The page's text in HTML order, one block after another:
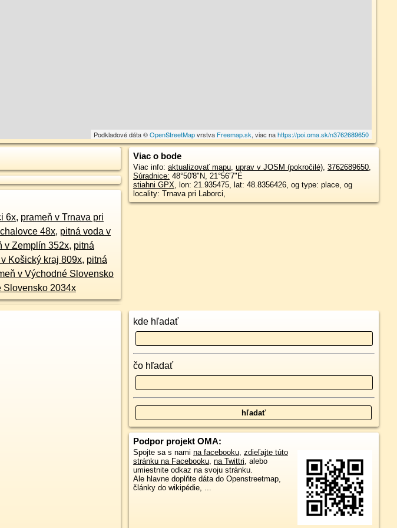
Podkladové dáta ©OpenStreetMapvrstva Freemap.sk, viac nahttps://poi.oma.sk/n3762689650
6x, prameň v Trnava pri
48x, pitná voda v
v Zemplín 352x, pitná
Košický kraj 809x, pitná
v Východné Slovensko
Slovensko 2034x
Viac o bode
Viac info: aktualizovať mapu, uprav v JOSM (pokročilé), 3762689650,
Súradnice: 48°50'8"N, 21°56'7"E
stiahni GPX, lon: 21.935475, lat: 48.8356426, og type: place, og
locality: Trnava pri Laborci,
kde hľadať
čo hľadať
Podpor projekt OMA:
Spojte sa s nami na facebooku, zdieľajte túto
stránku na Facebooku, na Twittri, alebo
umiestnite odkaz na svoju stránku.
Ale hlavne doplňte dáta do Openstreetmap,
články do wikipédie, ...